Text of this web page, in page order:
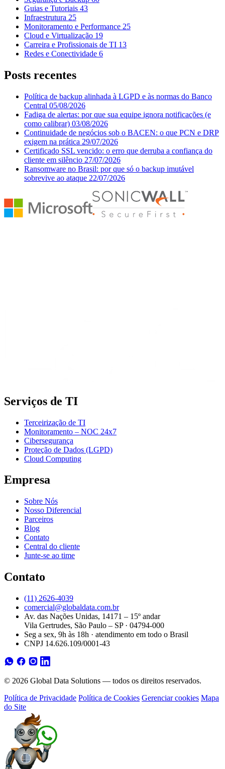
Guias e Tutoriais 43
Infraestrutura 25
Monitoramento e Performance 25
Cloud e Virtualização 19
Carreira e Profissionais de TI 13
Redes e Conectividade 6
Posts recentes
Política de backup alinhada à LGPD e às normas do Banco
Central 05/08/2026
Fadiga de alertas: por que sua equipe ignora notificações (e
como calibrar) 03/08/2026
Continuidade de negócios sob o BACEN: o que PCN e DRP
exigem na prática 29/07/2026
Certificado SSL vencido: o erro que derruba a confiança do
cliente em silêncio 27/07/2026
Ransomware no Brasil: por que só o backup imutável
sobrevive ao ataque 22/07/2026
Serviços de TI
Terceirização de TI
Monitoramento – NOC 24x7
Cibersegurança
Proteção de Dados (LGPD)
Cloud Computing
Empresa
Sobre Nós
Nosso Diferencial
Parceiros
Blog
Contato
Central do cliente
Junte-se ao time
Contato
(11) 2626-4039
comercial@globaldata.com.br
Av. das Nações Unidas, 14171 – 15º andar
Vila Gertrudes, São Paulo – SP · 04794-000
Seg a sex, 9h às 18h · atendimento em todo o Brasil
CNPJ 14.626.109/0001-43
© 2026 Global Data Solutions — todos os direitos reservados.
Política de Privacidade Política de Cookies Gerenciar cookies Mapa
do Site